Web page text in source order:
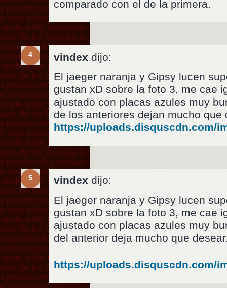
comparado con el de la primera.
4 vindex dijo:
El jaeger naranja y Gipsy lucen
gustan xD sobre la foto 3, me cae
ajustado con placas azules muy
de los anteriores dejan mucho que
https://uploads.disquscdn.com/
5 vindex dijo:
El jaeger naranja y Gipsy lucen
gustan xD sobre la foto 3, me cae
ajustado con placas azules muy
del anterior deja mucho que
https://uploads.disquscdn.com/